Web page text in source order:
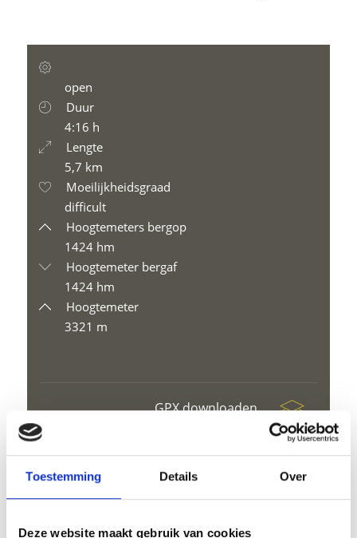
Toestemming Details Over
Deze website maakt gebruik van cookies
open
Duur
4:16 h
Lengte
5,7 km
Moeilijkheidsgraad
difficult
Hoogtemeters bergop
1424 hm
Hoogtemeter bergaf
1424 hm
Hoogtemeter
3321 m
GPX downloaden